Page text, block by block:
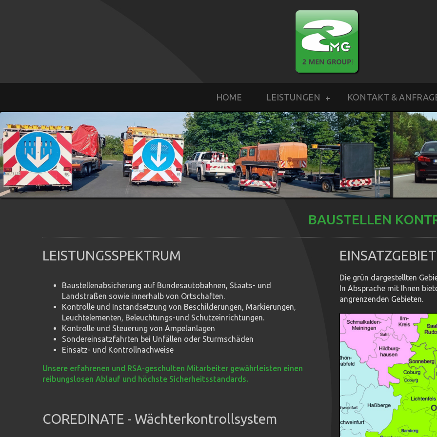
HOME LEISTUNGEN KONTAKT &
BAUSTELLEN
LEISTUNGSSPEKTRUM
Baustellenabsicherung auf Bundesautobahnen, Staats- und
Landstraßen sowie innerhalb von Ortschaften.
Kontrolle und Instandsetzung von Beschilderungen, Markierungen,
Leuchtelementen, Beleuchtungs-und Schutzeinrichtungen.
Kontrolle und Steuerung von Ampelanlagen
Sondereinsatzfahrten bei Unfällen oder Sturmschäden
Einsatz- und Kontrollnachweise
Unsere erfahrenen und RSA-geschulten Mitarbeiter gewährleisten einen
reibungslosen Ablauf und höchste Sicherheitsstandards.
COREDINATE - Wächterkontrollsystem
EINSATZGEBIET
Die grün dargestellten
In Absprache mit Ihnen
angrenzenden Gebieten.